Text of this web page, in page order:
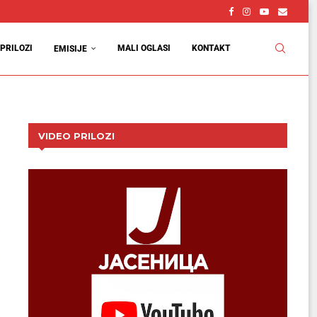
PRILOZI EMISIJE MALI OGLASI KONTAKT
VIDEO PRILOZI